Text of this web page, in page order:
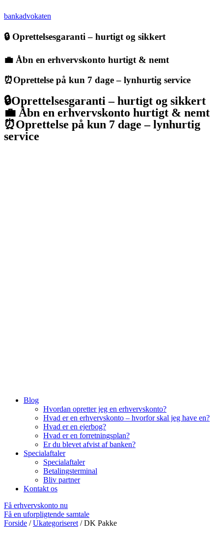
bankadvokaten
🔒 Oprettelsesgaranti – hurtigt og sikkert
💼 Åbn en erhvervskonto hurtigt & nemt
⏰Oprettelse på kun 7 dage – lynhurtig service
🔒Oprettelsesgaranti – hurtigt og sikkert
💼 Åbn en erhvervskonto hurtigt & nemt
⏰Oprettelse på kun 7 dage – lynhurtig
service
Menu
Blog
Hvordan opretter jeg en erhvervskonto?
Hvad er en erhvervskonto – hvorfor skal jeg have en?
Hvad er en ejerbog?
Hvad er en forretningsplan?
Er du blevet afvist af banken?
Specialaftaler
Specialaftaler
Betalingsterminal
Bliv partner
Kontakt os
Få erhvervskonto nu
Få en uforpligtende samtale
Forside /Ukategoriseret / DK Pakke